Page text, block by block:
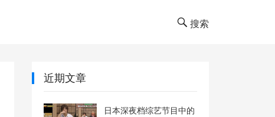
搜索
近期文章
日本深夜档综艺节目中的